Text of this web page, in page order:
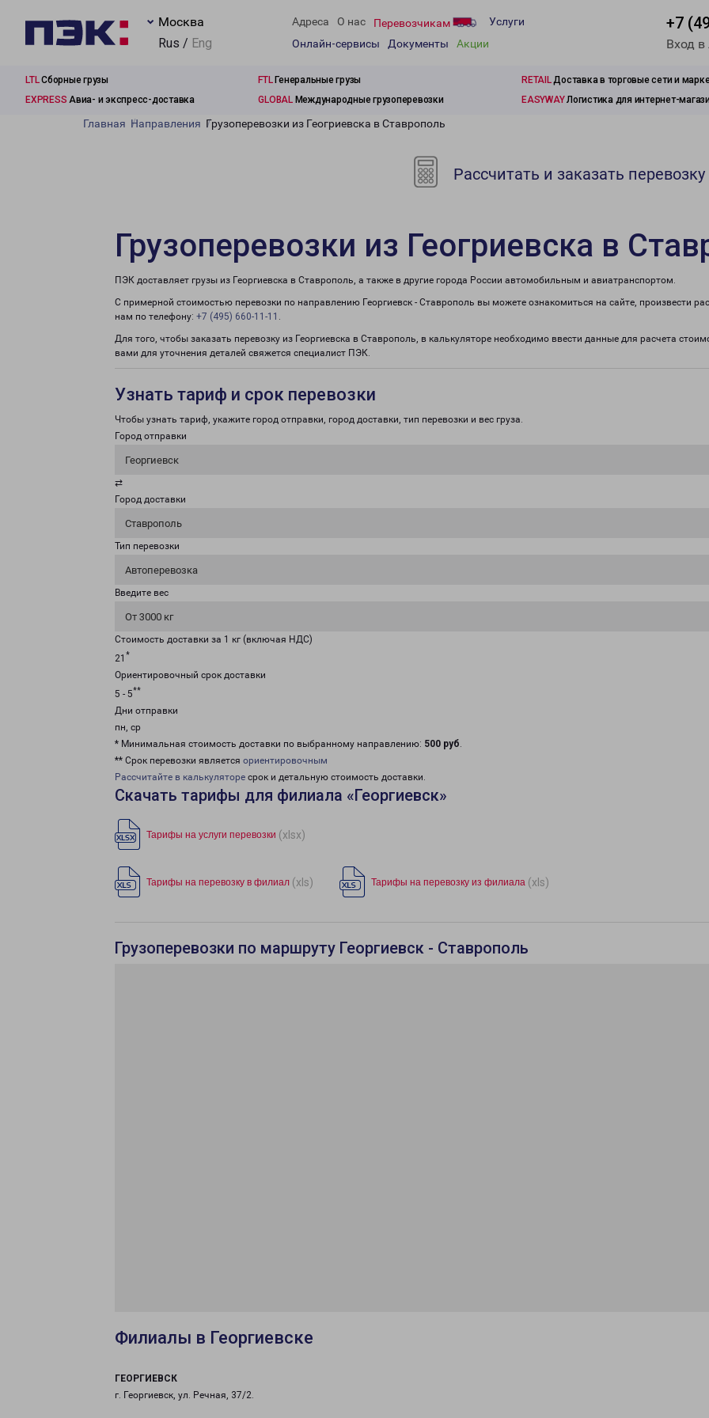
Москва
Rus / Eng
Адреса О нас Перевозчикам
Услуги
Онлайн-сервисы
Документы Акции
+7
Вход
LTLСборные грузы FTLГенеральные грузы RETAILДоставка в торговые сети и
EXPRESS Авиа- и экспресс-доставка GLOBALМеждународные грузоперевозки EASYWAYЛогистика для интернет-
Главная Направления Грузоперевозки из Геогриевска в Ставрополь
Рассчитать и заказать перевозку
Грузоперевозки из Геогриевска в
ПЭК доставляет грузы из Георгиевска в Ставрополь, а также в другие города России автомобильным и авиатранспортом.
С примерной стоимостью перевозки по направлению Георгиевск - Ставрополь вы можете ознакомиться на сайте, произвести
нам по телефону: +7 (495) 660-11-11 .
Для того, чтобы заказать перевозку из Георгиевска в Ставрополь, в калькуляторе необходимо ввести данные для расчета
вами для уточнения деталей свяжется специалист ПЭК.
Узнать тариф и срок перевозки
Чтобы узнать тариф, укажите город отправки, город доставки, тип перевозки и вес груза.
Город отправки
Георгиевск
⇄
Город доставки
Ставрополь
Тип перевозки
Автоперевозка
Введите вес
От 3000 кг
Стоимость доставки за 1 кг (включая НДС)
21 *
Ориентировочный срок доставки
5 - 5**
Дни отправки
пн, ср
* Минимальная стоимость доставки по выбранному направлению: 500 руб.
** Срок перевозки является ориентировочным
Рассчитайте в калькуляторе срок и детальную стоимость доставки.
Скачать тарифы для филиала «Георгиевск»
Тарифы на услуги перевозки (xlsx)
Тарифы на перевозку в филиал (xls) Тарифы на перевозку из филиала (xls)
Грузоперевозки по маршруту Георгиевск - Ставрополь
Филиалы в Георгиевске
ГЕОРГИЕВСК
г. Георгиевск, ул. Речная, 37/2.